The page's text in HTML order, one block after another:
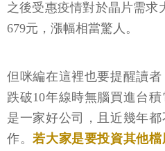
之後受惠疫情對於晶片需求
679元，漲幅相當驚人。
但咪編在這裡也要提醒讀
跌破10年線時無腦買進台
是一家好公司，且近幾年
作。若大家是要投資其他